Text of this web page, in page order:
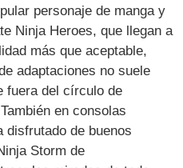
personaje de manga y
Ninja Heroes, que llegan a
más que aceptable,
adaptaciones no suele
fuera del círculo de
en consolas
disfrutado de buenos
Storm de